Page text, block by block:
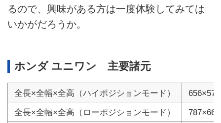
るので、興味がある方は一度体験してみては
いかがだろうか。
ホンダ ユニワン 主要諸元
全長×全幅×全高（ハイポジションモード）
全長×全幅×全高（ローポジションモード）